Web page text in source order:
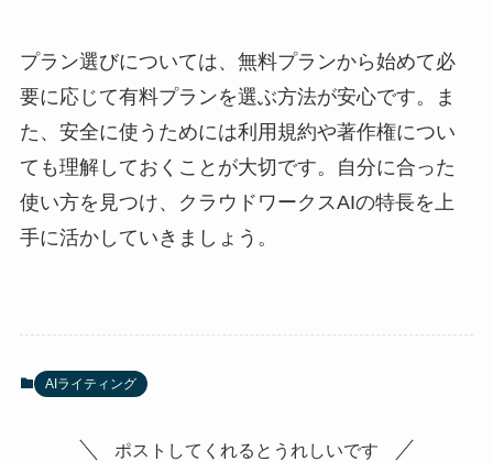
プラン選びについては、無料プランから始めて必
要に応じて有料プランを選ぶ方法が安心です。ま
た、安全に使うためには利用規約や著作権につい
ても理解しておくことが大切です。自分に合った
使い方を見つけ、クラウドワークスAIの特長を上
手に活かしていきましょう。
AIライティング
ポストしてくれるとうれしいです